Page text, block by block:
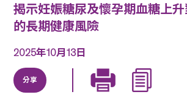
揭示妊娠糖尿及懷孕期血糖上
的長期健康風險
2025年10月13日
分享